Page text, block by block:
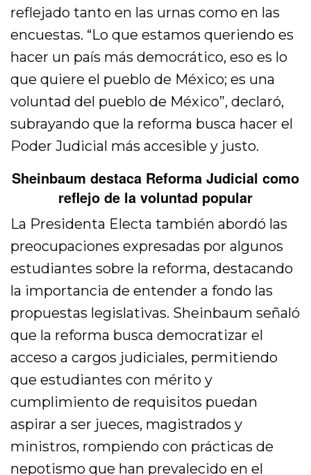
reflejado tanto en las urnas como en las
encuestas. “Lo que estamos queriendo es
hacer un país más democrático, eso es lo
que quiere el pueblo de México; es una
voluntad del pueblo de México”, declaró,
subrayando que la reforma busca hacer el
Poder Judicial más accesible y justo.
Sheinbaum destaca Reforma Judicial como
reflejo de la voluntad popular
La Presidenta Electa también abordó las
preocupaciones expresadas por algunos
estudiantes sobre la reforma, destacando
la importancia de entender a fondo las
propuestas legislativas. Sheinbaum señaló
que la reforma busca democratizar el
acceso a cargos judiciales, permitiendo
que estudiantes con mérito y
cumplimiento de requisitos puedan
aspirar a ser jueces, magistrados y
ministros, rompiendo con prácticas de
nepotismo que han prevalecido en el